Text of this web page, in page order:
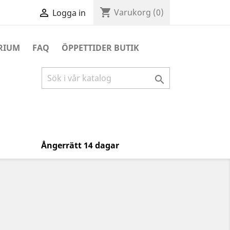
 Logga in shopping_cart Varukorg (0)
FAQ ÖPPETTIDER BUTIK

Ångerrätt 14 dagar